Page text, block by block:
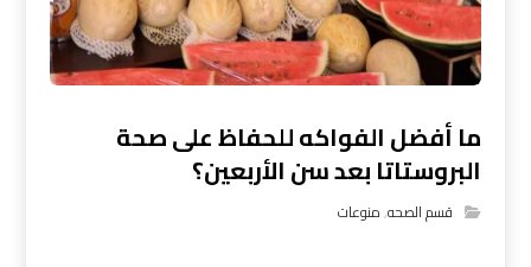
ما أفضل الفواكه للحفاظ على صحة
البروستاتا بعد سن الأربعين؟
قسم الصحه,منوعات